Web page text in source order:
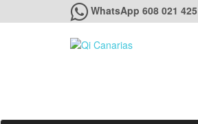
WhatsApp 608 021 425